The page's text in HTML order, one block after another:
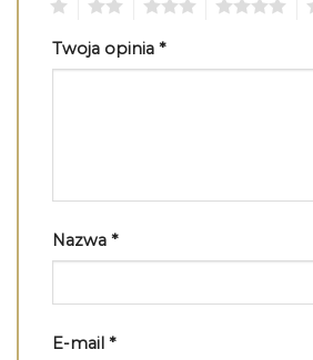
Twoja opinia *
Nazwa *
E-mail *